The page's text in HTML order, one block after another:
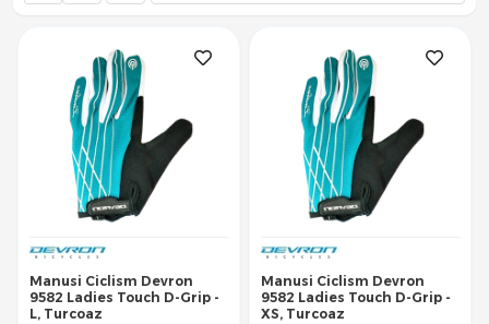
Manusi Ciclism Devron
9582 Ladies Touch D-Grip -
L, Turcoaz
Manusi Ciclism Devron
9582 Ladies Touch D-Grip -
XS, Turcoaz